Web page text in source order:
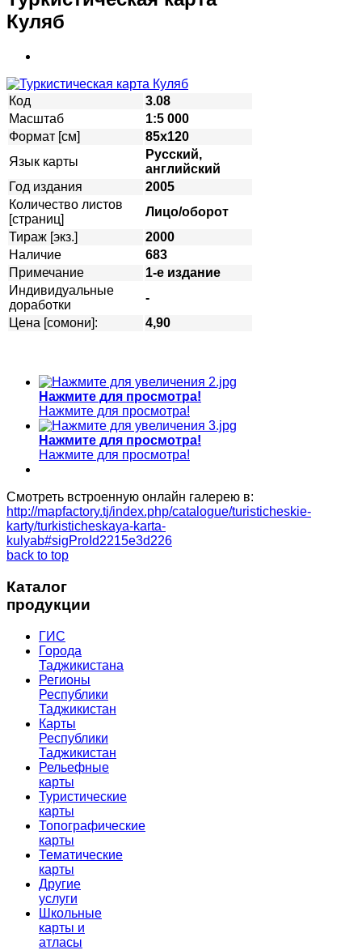
Куляб
Код
3.08
Масштаб
1:5 000
Формат [см]
85х120
Язык карты
Русский,
английский
Год издания
2005
Количество листов
[страниц]
Лицо/оборот
Тираж [экз.]
2000
Наличие
683
Примечание
1-е издание
Индивидуальные
доработки
-
Цена [сомони]:
4,90
Нажмите для просмотра!
Нажмите для просмотра!
Нажмите для просмотра!
Нажмите для просмотра!
Смотреть встроенную онлайн галерею в:
http://mapfactory.tj/index.php/catalogue/turisticheskie-
karty/turkisticheskaya-karta-
kulyab#sigProId2215e3d226
back to top
Каталог
продукции
ГИС
Города
Таджикистана
Регионы
Республики
Таджикистан
Карты
Республики
Таджикистан
Рельефные
карты
Туристические
карты
Топографические
карты
Тематические
карты
Другие
услуги
Школьные
карты и
атласы